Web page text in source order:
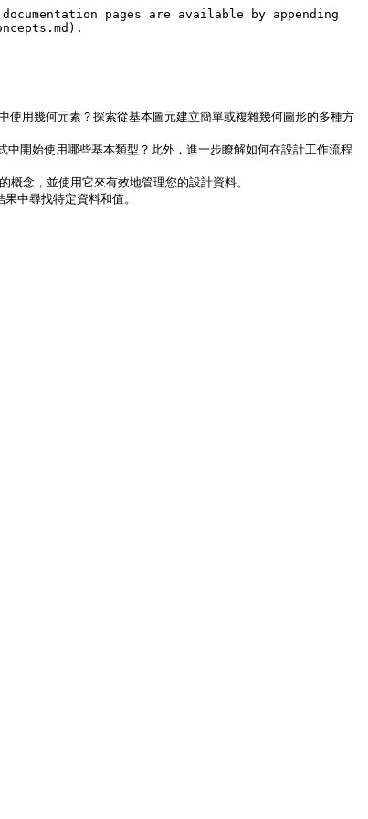
pages are available by appending
元素？探索從基本圖元建立簡單或複雜幾何圖形的多種方
用哪些基本類型？此外，進一步瞭解如何在設計工作流程
並使用它來有效地管理您的設計資料。